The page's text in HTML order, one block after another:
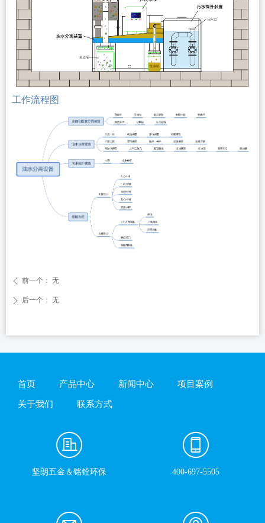
ꄴ 前一个： 无
ꄲ 后一个： 无
工作流程图
坚朗五金＆铭铨环保 400-697-5505
首页 产品中心 新闻中心 项目案例
关于我们 联系方式